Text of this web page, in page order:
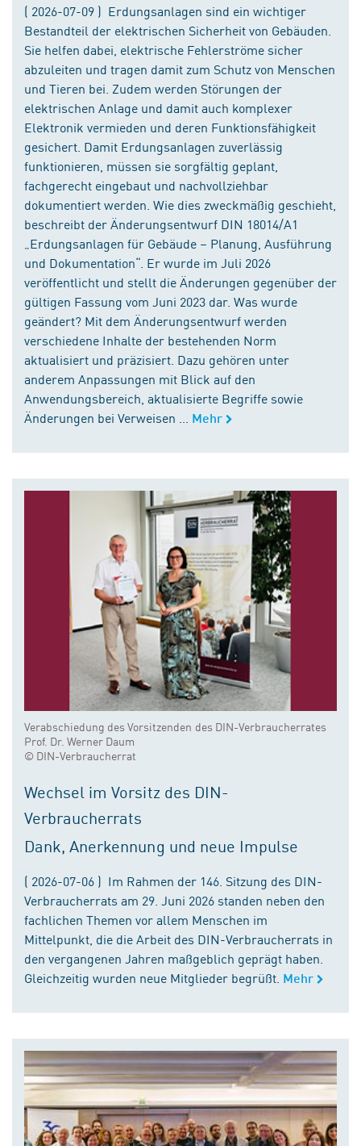
( 2026-07-09 ) Erdungsanlagen sind ein wichtiger
Bestandteil der elektrischen Sicherheit von Gebäuden.
Sie helfen dabei, elektrische Fehlerströme sicher
abzuleiten und tragen damit zum Schutz von Menschen
und Tieren bei. Zudem werden Störungen der
elektrischen Anlage und damit auch komplexer
Elektronik vermieden und deren Funktionsfähigkeit
gesichert. Damit Erdungsanlagen zuverlässig
funktionieren, müssen sie sorgfältig geplant,
fachgerecht eingebaut und nachvollziehbar
dokumentiert werden. Wie dies zweckmäßig geschieht,
beschreibt der Änderungsentwurf DIN 18014/A1
„Erdungsanlagen für Gebäude – Planung, Ausführung
und Dokumentation“. Er wurde im Juli 2026
veröffentlicht und stellt die Änderungen gegenüber der
gültigen Fassung vom Juni 2023 dar. Was wurde
geändert? Mit dem Änderungsentwurf werden
verschiedene Inhalte der bestehenden Norm
aktualisiert und präzisiert. Dazu gehören unter
anderem Anpassungen mit Blick auf den
Anwendungsbereich, aktualisierte Begriffe sowie
Änderungen bei Verweisen ...
Mehr
Verabschiedung des Vorsitzenden des DIN-Verbraucherrates
Prof. Dr. Werner Daum
© DIN-Verbraucherrat
Wechsel im Vorsitz des DIN-
Verbraucherrats
Dank, Anerkennung und neue Impulse
( 2026-07-06 ) Im Rahmen der 146. Sitzung des DIN-
Verbraucherrats am 29. Juni 2026 standen neben den
fachlichen Themen vor allem Menschen im
Mittelpunkt, die die Arbeit des DIN-Verbraucherrats in
den vergangenen Jahren maßgeblich geprägt haben.
Gleichzeitig wurden neue Mitglieder begrüßt. Mehr